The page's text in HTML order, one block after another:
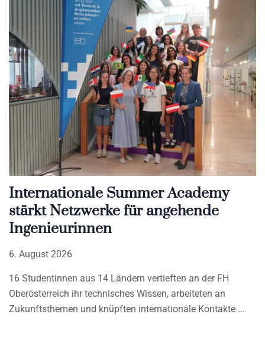
Internationale Summer Academy
stärkt Netzwerke für angehende
Ingenieurinnen
6. August 2026
16 Studentinnen aus 14 Ländern vertieften an der FH
Oberösterreich ihr technisches Wissen, arbeiteten an
Zukunftsthemen und knüpften internationale Kontakte